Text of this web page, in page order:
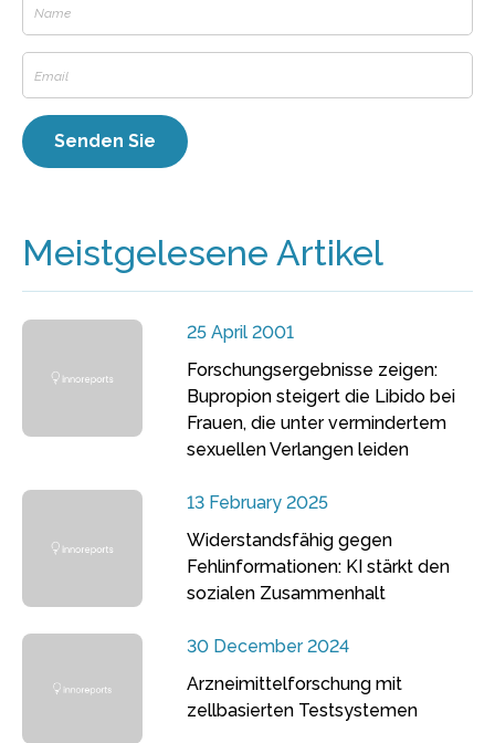
Meistgelesene Artikel
25 April 2001
Forschungsergebnisse zeigen:
Bupropion steigert die Libido bei
Frauen, die unter vermindertem
sexuellen Verlangen leiden
13 February 2025
Widerstandsfähig gegen
Fehlinformationen: KI stärkt den
sozialen Zusammenhalt
30 December 2024
Arzneimittelforschung mit
zellbasierten Testsystemen